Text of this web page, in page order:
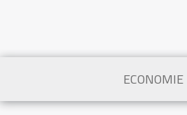
ECONOMIE